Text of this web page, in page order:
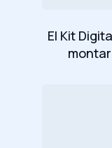
El Kit